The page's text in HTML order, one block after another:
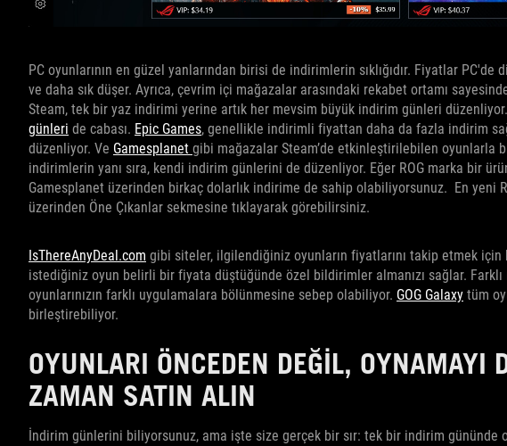
PC oyunlarının en güzel yanlarından birisi de indirimlerin sıklığıdır. Fiyatlar
ve daha sık düşer. Ayrıca, çevrim içi mağazalar arasındaki rekabet ortamı
Steam, tek bir yaz indirimi yerine artık her mevsim büyük indirim günleri düzenliyor.
günleri de cabası. Epic Games, genellikle indirimli fiyattan daha da fazla indirim
düzenliyor. Ve Gamesplanet gibi mağazalar Steam’de etkinleştirilebilen oyunlarla
indirimlerin yanı sıra, kendi indirim günlerini de düzenliyor. Eğer ROG marka bir
Gamesplanet üzerinden birkaç dolarlık indirime de sahip olabiliyorsunuz. En yeni
üzerinden Öne Çıkanlar sekmesine tıklayarak görebilirsiniz.
IsThereAnyDeal.com gibi siteler, ilgilendiğiniz oyunların fiyatlarını takip etmek
istediğiniz oyun belirli bir fiyata düştüğünde özel bildirimler almanızı sağlar.
oyunlarınızın farklı uygulamalara bölünmesine sebep olabiliyor. GOG Galaxy tüm
birleştirebiliyor.
OYUNLARI ÖNCEDEN DEĞIL, OYNAMAYI
ZAMAN SATIN ALIN
İndirim günlerini biliyorsunuz, ama işte size gerçek bir sır: tek bir indirim gününde